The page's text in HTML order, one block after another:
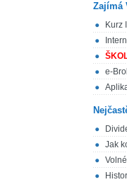
Zajímá
Kurz
e-
Jak